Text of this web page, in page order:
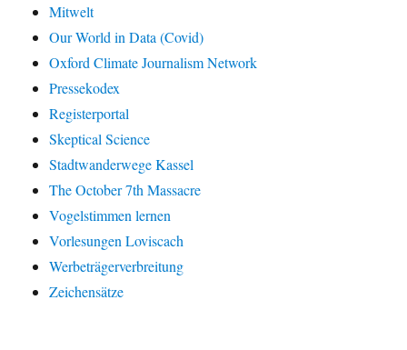
Mitwelt
Our World in Data (Covid)
Oxford Climate Journalism Network
Pressekodex
Registerportal
Skeptical Science
Stadtwanderwege Kassel
The October 7th Massacre
Vogelstimmen lernen
Vorlesungen Loviscach
Werbeträgerverbreitung
Zeichensätze